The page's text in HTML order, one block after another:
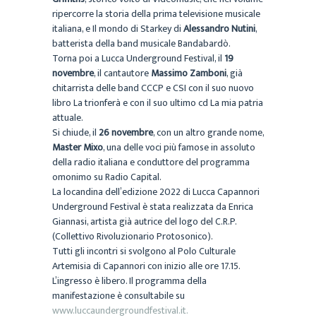
ripercorre la storia della prima televisione musicale
italiana, e Il mondo di Starkey diAlessandro Nutini,
batterista della band musicale Bandabardò.
Torna poi a Lucca Underground Festival, il 19
novembre, il cantautoreMassimo Zamboni, già
chitarrista delle band CCCP e CSI con il suo nuovo
libro La trionferà e con il suo ultimo cd La mia patria
attuale.
Si chiude, il26 novembre, con un altro grande nome,
Master Mixo, una delle voci più famose in assoluto
della radio italiana e conduttore del programma
omonimo su Radio Capital.
La locandina dell’edizione 2022 di Lucca Capannori
Underground Festival è stata realizzata da Enrica
Giannasi, artista già autrice del logo del C.R.P.
(Collettivo Rivoluzionario Protosonico).
Tutti gli incontri si svolgono al Polo Culturale
Artemisia di Capannori con inizio alle ore 17.15.
L’ingresso è libero. Il programma della
manifestazione è consultabile su
www.luccaundergroundfestival.it.